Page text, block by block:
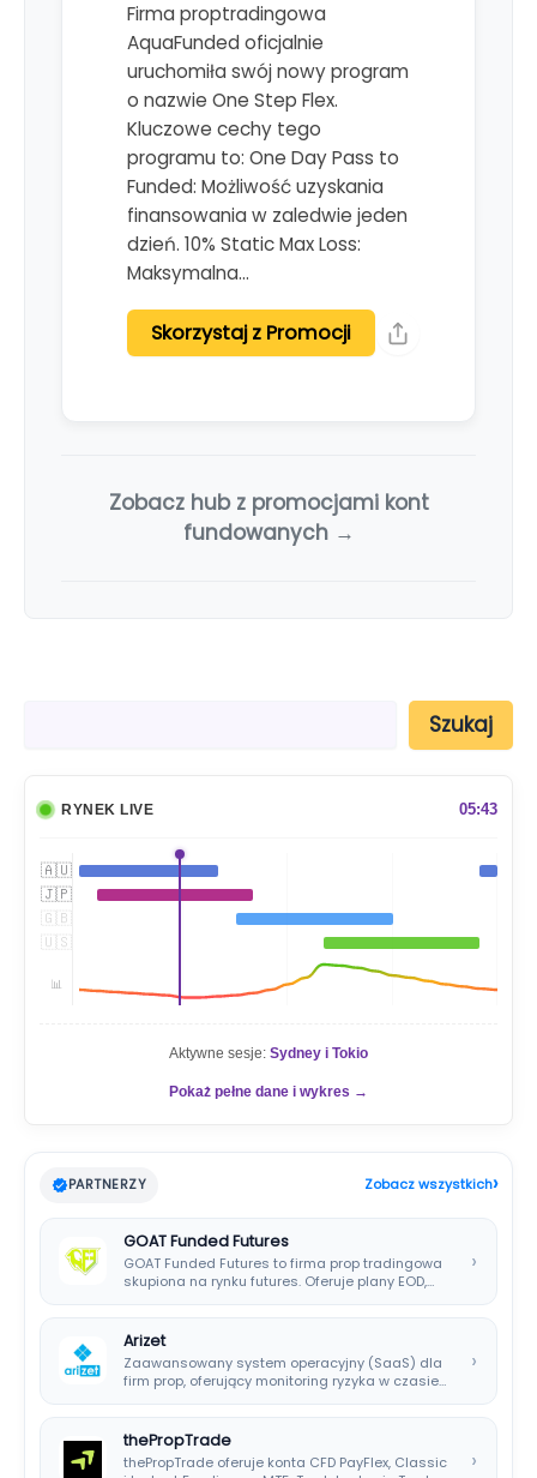
Firma proptradingowa
AquaFunded oficjalnie
uruchomiła swój nowy program
o nazwie One Step Flex.
Kluczowe cechy tego
programu to: One Day Pass to
Funded: Możliwość uzyskania
finansowania w zaledwie jeden
dzień. 10% Static Max Loss:
Maksymalna…
Skorzystaj z Promocji
Zobacz hub z promocjami kont
fundowanych →
Szukaj
RYNEK LIVE 05:43
🇦🇺
🇯🇵
🇬🇧
🇺🇸
📊
Aktywne sesje: Sydney i Tokio
Pokaż pełne dane i wykres →
PARTNERZY Zobacz wszystkich›
GOAT Funded Futures
GOAT Funded Futures to firma prop tradingowa
skupiona na rynku futures. Oferuje plany EOD,…
›
Arizet
Zaawansowany system operacyjny (SaaS) dla
firm prop, oferujący monitoring ryzyka w czasie
›
thePropTrade
thePropTrade oferuje konta CFD PayFlex, Classic
›